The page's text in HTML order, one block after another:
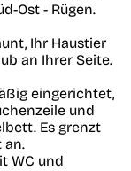
Ost - Rügen.
Ihr Haustier
an Ihrer Seite.
eingerichtet,
und
Es grenzt
an.
WC und